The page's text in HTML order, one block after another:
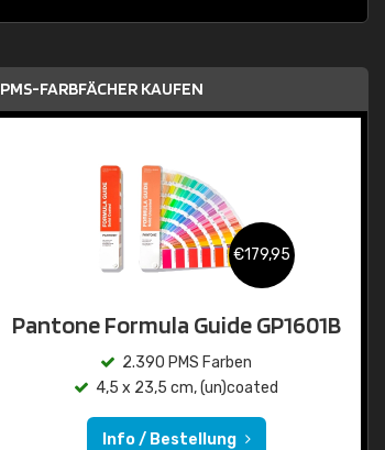
PMS-FARBFÄCHER KAUFEN
€179,95
Pantone Formula Guide GP1601B
2.390 PMS Farben
4,5 x 23,5 cm, (un)coated
Info / Bestellung